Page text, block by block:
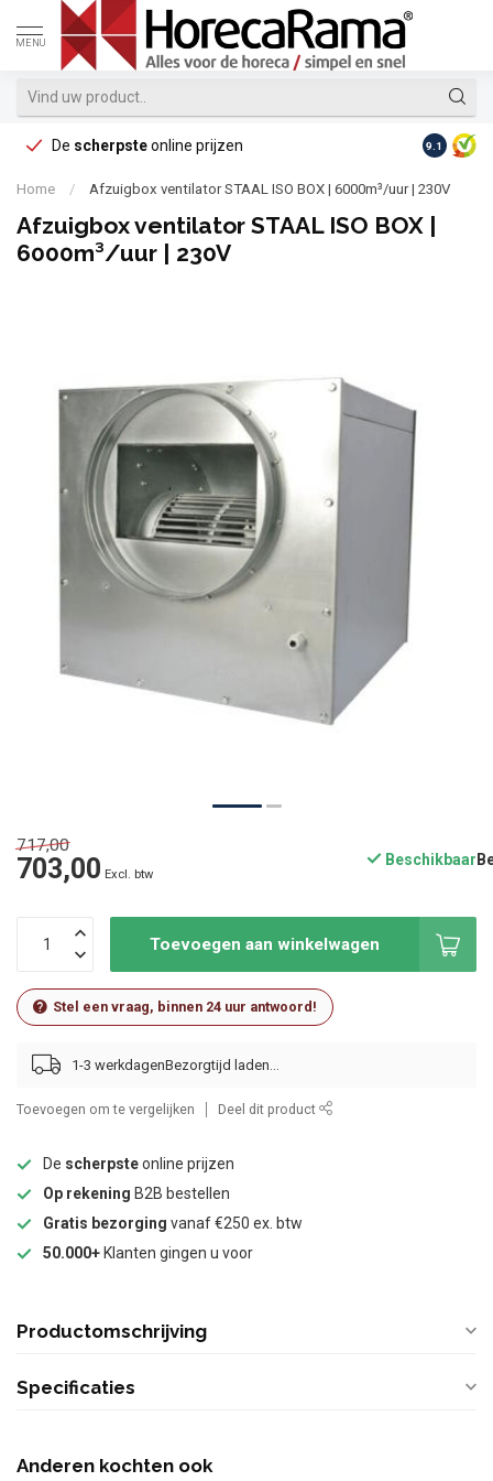
MENU
De scherpsteonline prijzen Op
9.1
Home / Afzuigbox ventilator STAAL ISO BOX | 6000m³/uur | 230V
Afzuigbox ventilator STAAL ISO BOX |
6000m³/uur | 230V
717,00
703,00 Excl. btw
Beschikbaar
Toevoegen aan winkelwagen
Stel een vraag, binnen 24 uur antwoord!
1-3 werkdagen
Toevoegen om te vergelijken Deel dit product
De scherpsteonline prijzen
Op rekening B2B bestellen
Gratis bezorging vanaf €250 ex. btw
50.000+ Klanten gingen u voor
Productomschrijving
Specificaties
Anderen kochten ook